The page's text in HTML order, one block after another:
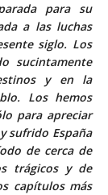
para su
a las luchas
siglo. Los
sucintamente
y en la
Los hemos
para apreciar
sufrido España
de cerca de
trágicos y de
capítulos más